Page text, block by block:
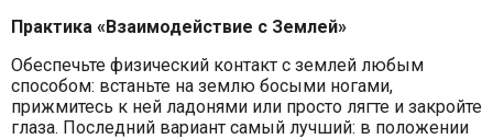
Практика «Взаимодействие с Землей»
Обеспечьте физический контакт с землей любым
способом: встаньте на землю босыми ногами,
прижмитесь к ней ладонями или просто лягте и закройте
глаза. Последний вариант самый лучший: в положении